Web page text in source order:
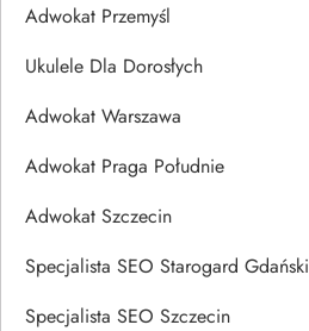
Adwokat Przemyśl
Ukulele Dla Dorosłych
Adwokat Warszawa
Adwokat Praga Południe
Adwokat Szczecin
Specjalista SEO Starogard Gdański
Specjalista SEO Szczecin